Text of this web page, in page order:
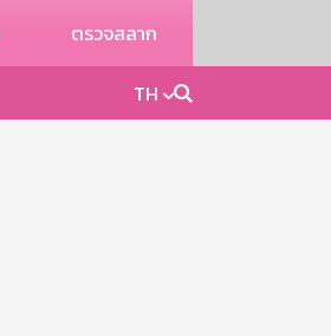
ตรวจสลาก
TH